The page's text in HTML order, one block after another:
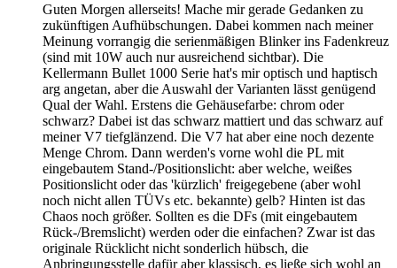
Guten Morgen allerseits! Mache mir gerade Gedanken zu
zukünftigen Aufhübschungen. Dabei kommen nach meiner
Meinung vorrangig die serienmäßigen Blinker ins Fadenkreuz
(sind mit 10W auch nur ausreichend sichtbar). Die
Kellermann Bullet 1000 Serie hat's mir optisch und haptisch
arg angetan, aber die Auswahl der Varianten lässt genügend
Qual der Wahl. Erstens die Gehäusefarbe: chrom oder
schwarz? Dabei ist das schwarz mattiert und das schwarz auf
meiner V7 tiefglänzend. Die V7 hat aber eine noch dezente
Menge Chrom. Dann werden's vorne wohl die PL mit
eingebautem Stand-/Positionslicht: aber welche, weißes
Positionslicht oder das 'kürzlich' freigegebene (aber wohl
noch nicht allen TÜVs etc. bekannte) gelb? Hinten ist das
Chaos noch größer. Sollten es die DFs (mit eingebautem
Rück-/Bremslicht) werden oder die einfachen? Zwar ist das
originale Rücklicht nicht sonderlich hübsch, die
Anbringungsstelle dafür aber klassisch, es ließe sich wohl an